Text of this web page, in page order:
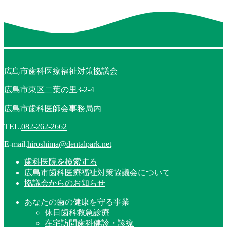
広島市歯科医療福祉対策協議会
広島市東区二葉の里3-2-4
広島市歯科医師会事務局内
TEL.082-262-2662
E-mail.hiroshima@dentalpark.net
歯科医院を検索する
広島市歯科医療福祉対策協議会について
協議会からのお知らせ
あなたの歯の健康を守る事業
休日歯科救急診療
在宅訪問歯科健診・診療